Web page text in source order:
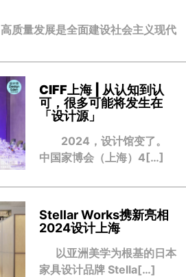
质量发展是全面建设社会主义现代
CIFF上海 | 从认知到认
可，很多可能将发生在
「设计源」
2024，设计馆变了。
中国家博会（上海）4[…]
Stellar Works携新亮相
2024设计上海
以亚洲美学为根基的日本
家具设计品牌 Stella[…]